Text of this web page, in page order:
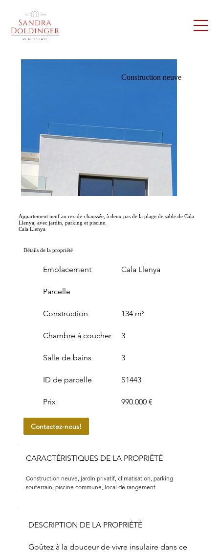
Construction neuve
Appartement neuf au rez-de-chaussée, à deux pas de la plage de sable de Cala
Llenya, avec jardin, parking et piscine.
Cala Llenya
Détails de la propriété
Emplacement
Parcelle
Construction
Cala Llenya
134 m²
Chambre à coucher
Salle de bains
3
3
ID de parcelle
Prix
S1443
990.000 €
Contactez-nous!
CARACTÉRISTIQUES DE LA PROPRIÉTÉ
Construction neuve, jardin privatif, climatisation, parking
souterrain, piscine commune, local de rangement
DESCRIPTION DE LA PROPRIÉTÉ
Goûtez à la douceur de vivre insulaire dans ce